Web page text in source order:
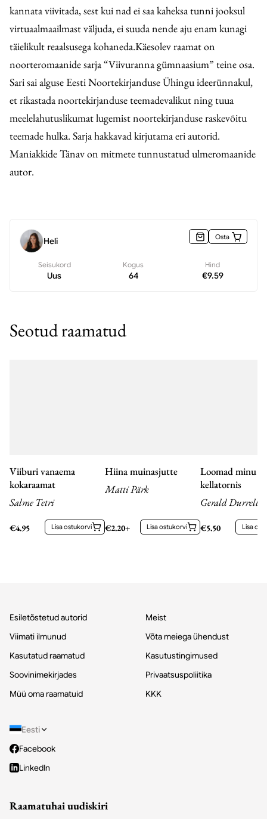
kannata viivitada, sest kui nad ei saa kaheksa tunni jooksul
virtuaalmaailmast väljuda, ei suuda nende aju enam kunagi
täielikult reaalsusega kohaneda.Käesolev raamat on
noorteromaanide sarja “Viivuranna gümnaasium” teine osa.
Sari sai alguse Eesti Noortekirjanduse Ühingu ideerünnakul,
et rikastada noortekirjanduse teemadevalikut ning tuua
meelelahutuslikumat lugemist noortekirjanduse raskevõitu
teemade hulka. Sarja hakkavad kirjutama eri autorid.
Maniakkide Tänav on mitmete tunnustatud ulmeromaanide
autor.
Heli Osta
Seisukord
Uus
Kogus
64
Hind
€9.59
Seotud raamatud
Viiburi vanaema
kokaraamat
Salme Tetri
€4.95 Lisa ostukorvi
Hiina muinasjutte
Matti Pärk
€2.20+ Lisa ostukorvi
Loomad minu
kellatornis
Gerald Durrell
€5.50 Lisa
Esiletõstetud autorid
Viimati ilmunud
Kasutatud raamatud
Soovinimekirjades
Müü oma raamatuid
Meist
Võta meiega ühendust
Kasutustingimused
Privaatsuspoliitika
KKK
Eesti
Facebook
LinkedIn
Raamatuhai uudiskiri